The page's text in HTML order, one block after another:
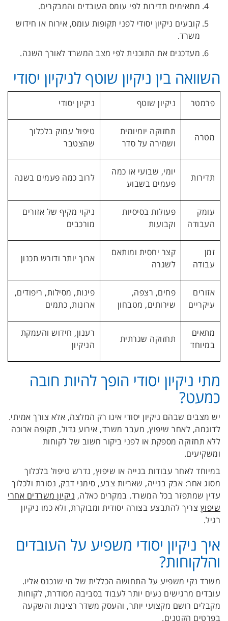
מתאימים תדירות לפי עומס העובדים והמבקרים.
קובעים ניקיון יסודי לפני תקופות עומס, אירוח או חידוש
משרד.
מעדכנים את התוכנית לפי מצב המשרד לאורך השנה.
השוואה בין ניקיון שוטף לניקיון יסודי
פרמטר ניקיון שוטף ניקיון יסודי
מטרה
תחזוקה יומיומית
ושמירה על סדר
טיפול עמוק בלכלוך
שהצטבר
תדירות
יומי, שבועי או כמה
פעמים בשבוע
לרוב כמה פעמים בשנה
עומק
העבודה
פעולות בסיסיות
וקבועות
ניקוי מקיף של אזורים
מורכבים
זמן
עבודה
קצר יחסית ומותאם
לשגרה
ארוך יותר ודורש תכנון
אזורים
עיקריים
פחים, רצפה,
שירותים, מטבחון
פינות, מסילות, ריפודים,
ארונות, כתמים
מתאים
במיוחד
תחזוקה שגרתית
רענון, חידוש והעמקת
הניקיון
מתי ניקיון יסודי הופך להיות חובה
כמעט?
יש מצבים שבהם ניקיון יסודי אינו רק המלצה, אלא צורך אמיתי.
לדוגמה, לאחר שיפוץ, מעבר משרד, אירוע גדול, תקופה ארוכה
ללא תחזוקה מספקת או לפני ביקור חשוב של לקוחות
ומשקיעים.
במיוחד לאחר עבודות בנייה או שיפוץ, נדרש טיפול בלכלוך
מסוג אחר: אבק בנייה, שאריות צבע, סימני דבק, נסורת ולכלוך
עדין שמתפזר בכל המשרד. במקרים כאלה, ניקיון משרדים אחרי
שיפוץ צריך להתבצע בצורה יסודית ומבוקרת, ולא כמו ניקיון
רגיל.
איך ניקיון יסודי משפיע על העובדים
והלקוחות?
משרד נקי משפיע על התחושה הכללית של מי שנכנס אליו.
עובדים מרגישים נעים יותר לעבוד בסביבה מסודרת, לקוחות
מקבלים רושם מקצועי יותר, והעסק משדר רצינות והשקעה
בפרטים הקטנים.